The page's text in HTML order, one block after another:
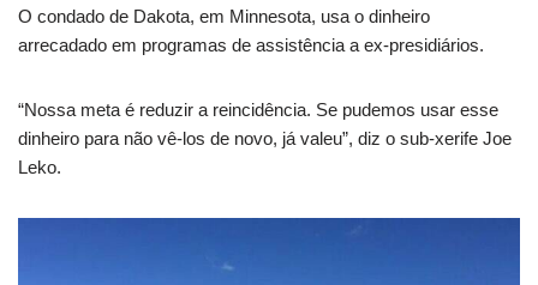
O condado de Dakota, em Minnesota, usa o dinheiro
arrecadado em programas de assistência a ex-presidiários.
“Nossa meta é reduzir a reincidência. Se pudemos usar esse
dinheiro para não vê-los de novo, já valeu”, diz o sub-xerife Joe
Leko.